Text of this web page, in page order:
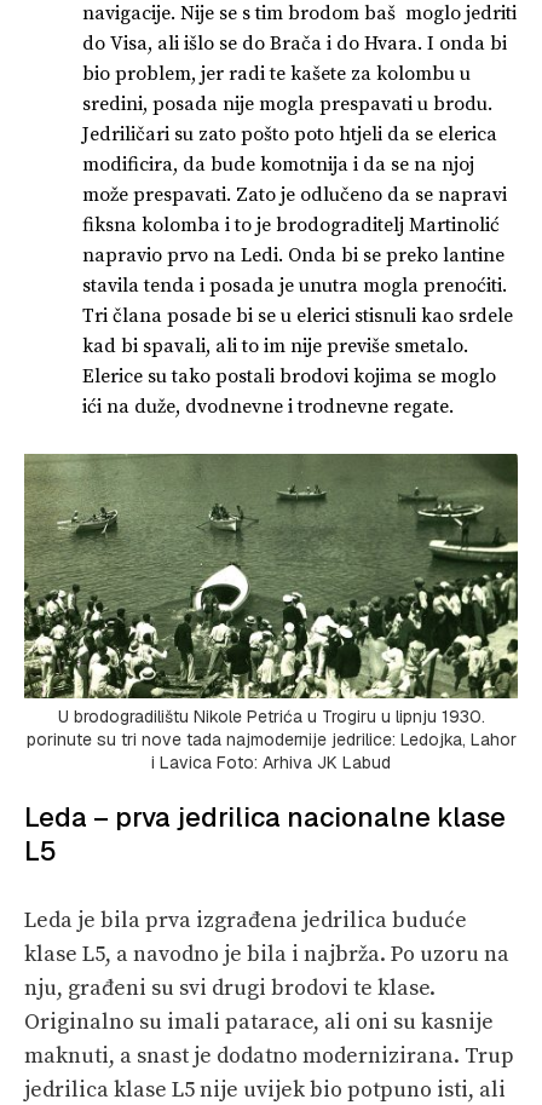
navigacije. Nije se s tim brodom baš moglo jedriti
do Visa, ali išlo se do Brača i do Hvara. I onda bi
bio problem, jer radi te kašete za kolombu u
sredini, posada nije mogla prespavati u brodu.
Jedriličari su zato pošto poto htjeli da se elerica
modificira, da bude komotnija i da se na njoj
može prespavati. Zato je odlučeno da se napravi
fiksna kolomba i to je brodograditelj Martinolić
napravio prvo na Ledi. Onda bi se preko lantine
stavila tenda i posada je unutra mogla prenoćiti.
Tri člana posade bi se u elerici stisnuli kao srdele
kad bi spavali, ali to im nije previše smetalo.
Elerice su tako postali brodovi kojima se moglo
ići na duže, dvodnevne i trodnevne regate.
U brodogradilištu Nikole Petrića u Trogiru u lipnju 1930.
porinute su tri nove tada najmodernije jedrilice: Ledojka, Lahor
i Lavica Foto: Arhiva JK Labud
Leda – prva jedrilica nacionalne klase
L5
Leda je bila prva izgrađena jedrilica buduće
klase L5, a navodno je bila i najbrža. Po uzoru na
nju, građeni su svi drugi brodovi te klase.
Originalno su imali patarace, ali oni su kasnije
maknuti, a snast je dodatno modernizirana. Trup
jedrilica klase L5 nije uvijek bio potpuno isti, ali